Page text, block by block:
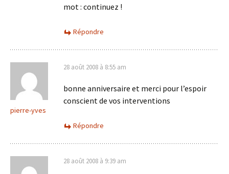
mot : continuez !
Répondre
pierre-yves
28 août 2008 à 8:55 am
bonne anniversaire et merci pour l’espoir
conscient de vos interventions
Répondre
28 août 2008 à 9:39 am